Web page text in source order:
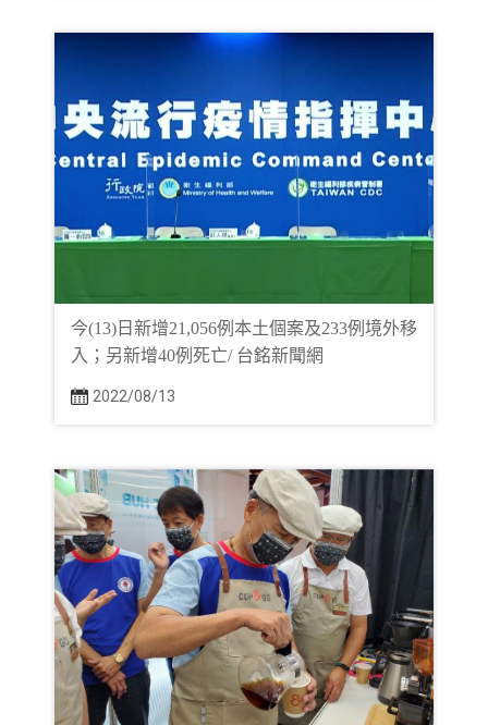
今(13)日新增21,056例本土個案及233例境外移
入；另新增40例死亡/ 台銘新聞網
2022/08/13